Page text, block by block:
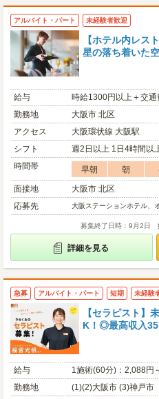
アルバイト・パート 未経験者歓迎
【ホテル内レス
星の落ち着いた
給与
時給1300円以上＋交通
勤務地
大阪市 北区
アクセス
大阪環状線 大阪駅
シフト
週2日以上 1日4時間以
時間帯
早朝 朝
面接地
大阪市 北区
応募先
大阪ステーションホテル、
募集終了日時：9月2日
詳細を見る
急募 アルバイト・パート 短期 未経験
【セラピスト】
K！◎最高収入
給与
1施術(60分)：2,088円
勤務地
(1)(2)大阪市 (3)神戸市